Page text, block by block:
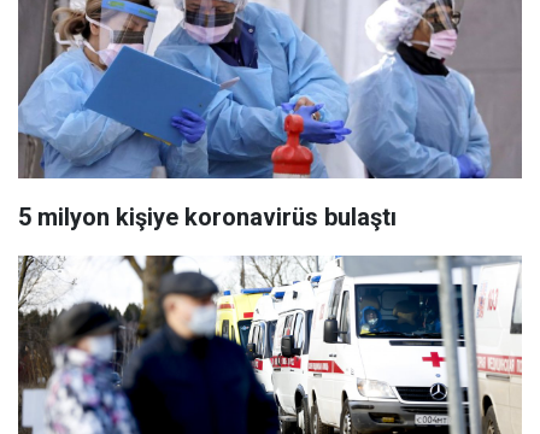
5 milyon kişiye koronavirüs bulaştı